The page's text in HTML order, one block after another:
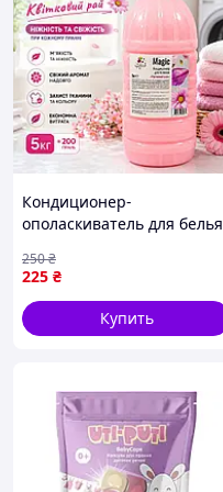
Кондиционер-
ополаскиватель для белья
рай
225 ₴
250₴
Купить